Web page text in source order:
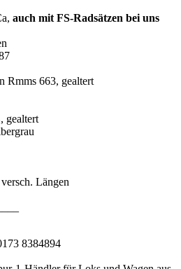
auch mit FS-Radsätzen bei uns
Rmms 663, gealtert
gealtert
Längen
8384894